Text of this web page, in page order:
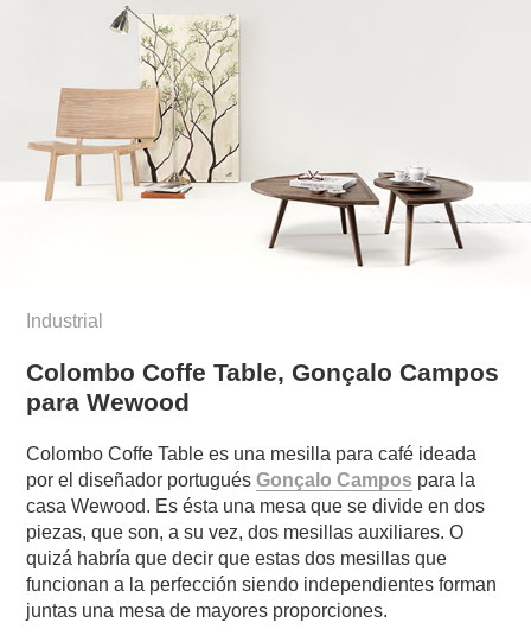
Industrial
Colombo Coffe Table, Gonçalo Campos
para Wewood
Colombo Coffe Table es una mesilla para café ideada
por el diseñador portuguésGonçalo Campos para la
casa Wewood. Es ésta una mesa que se divide en dos
piezas, que son, a su vez, dos mesillas auxiliares. O
quizá habría que decir que estas dos mesillas que
funcionan a la perfección siendo independientes forman
juntas una mesa de mayores proporciones.